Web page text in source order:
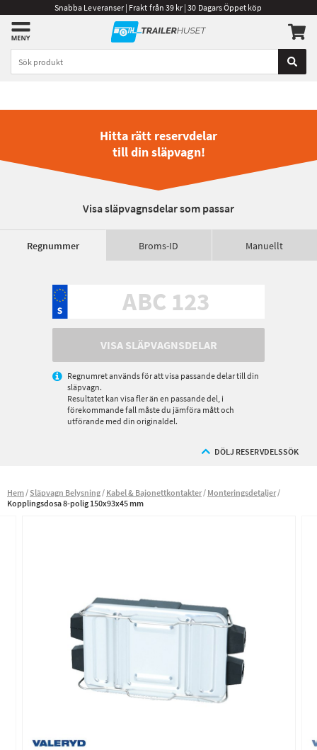
Snabba Leveranser | Frakt från 39 kr | 30 Dagars Öppet köp
Hitta rätt reservdelar
till din släpvagn!
Visa släpvagnsdelar som passar
Regnummer Broms-ID Manuellt
VISA SLÄPVAGNSDELAR
Regnumret används för att visa passande delar till din
släpvagn.
Resultatet kan visa fler än en passande del, i
förekommande fall måste du jämföra mått och
utförande med din originaldel.
DÖLJ RESERVDELSSÖK
Hem Släpvagn Belysning Kabel & Bajonettkontakter Monteringsdetaljer
Kopplingsdosa 8-polig 150x93x45 mm